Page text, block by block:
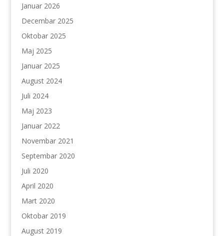
Januar 2026
Decembar 2025
Oktobar 2025
Maj 2025
Januar 2025
August 2024
Juli 2024
Maj 2023
Januar 2022
Novembar 2021
Septembar 2020
Juli 2020
April 2020
Mart 2020
Oktobar 2019
August 2019